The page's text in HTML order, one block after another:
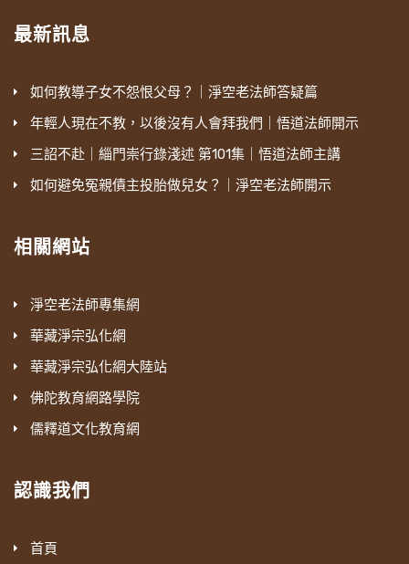
最新訊息
如何教導子女不怨恨父母？｜淨空老法師答疑篇
年輕人現在不教，以後沒有人會拜我們｜悟道法師開示
三詔不赴｜緇門崇行錄淺述 第101集｜悟道法師主講
如何避免冤親債主投胎做兒女？｜淨空老法師開示
相關網站
淨空老法師專集網
華藏淨宗弘化網
華藏淨宗弘化網大陸站
佛陀教育網路學院
儒釋道文化教育網
認識我們
首頁